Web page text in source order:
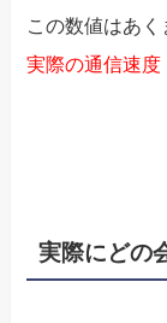
この数値はあく
実際の通信速
実際にどの